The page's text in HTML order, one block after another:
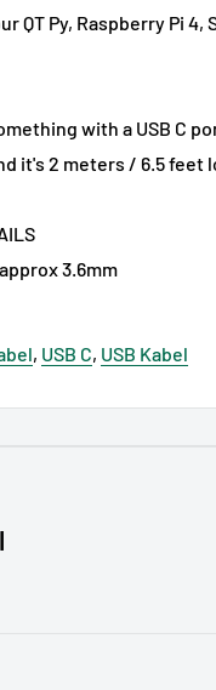
QT Py, Raspberry Pi 4,
with a USB C
it's 2 meters / 6.5 feet
3.6mm
, USB C, USB Kabel